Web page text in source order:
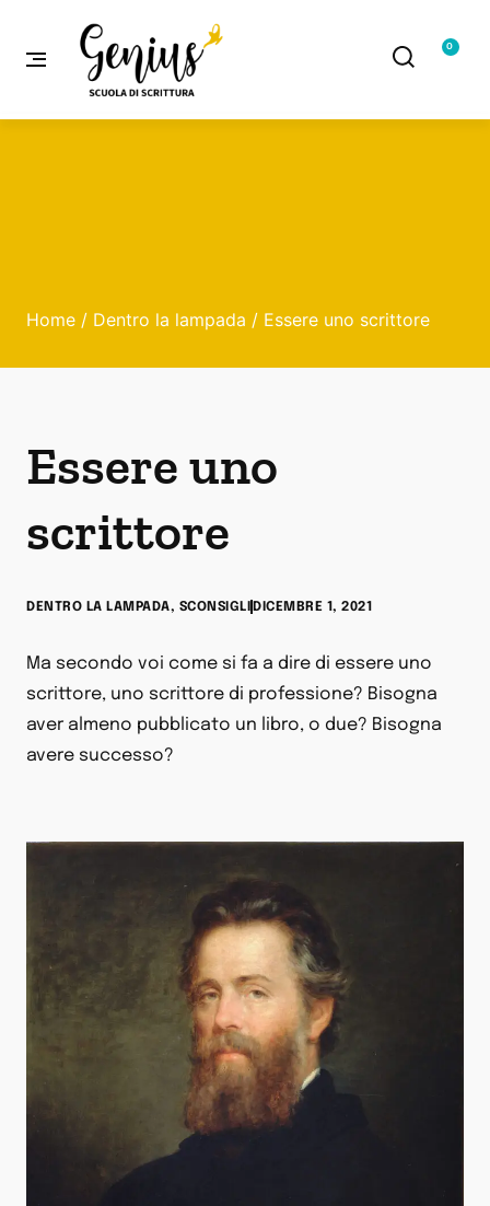
0
Home / Dentro la lampada / Essere uno scrittore
Essere uno
scrittore
DENTRO LA LAMPADA, SCONSIGLI DICEMBRE 1, 2021
Ma secondo voi come si fa a dire di essere uno
scrittore, uno scrittore di professione? Bisogna
aver almeno pubblicato un libro, o due? Bisogna
avere successo?